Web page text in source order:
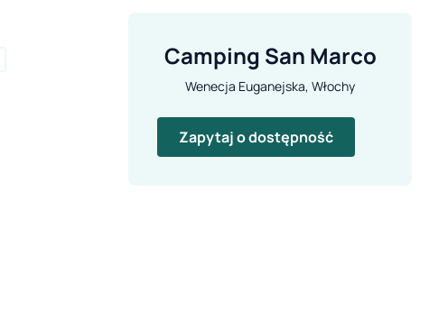
Camping San Marco
Wenecja Euganejska, Włochy
Zapytaj o dostępność